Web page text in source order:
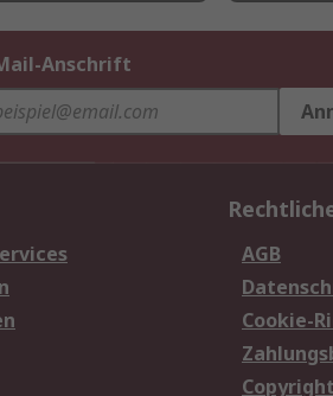
Anschrift
AGB
Cookie-